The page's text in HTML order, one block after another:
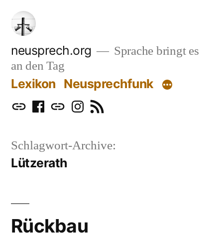
Zum
Inhalt
springen
neusprech.org
Sprache bringt es
an den Tag
Lexikon Neusprechfunk
MastodonFacebook
BlueskyInstagram
RSS
Schlagwort-Archive:
Lützerath
Rückbau